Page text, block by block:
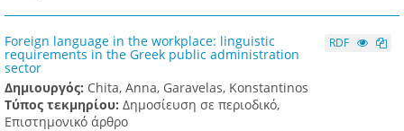
Foreign language in the workplace: linguistic
requirements in the Greek public administration
sector
Δημιουργός: Chita, Anna, Garavelas, Konstantinos
Τύπος τεκμηρίου: Δημοσίευση σε περιοδικό,
Επιστημονικό άρθρο
RDF